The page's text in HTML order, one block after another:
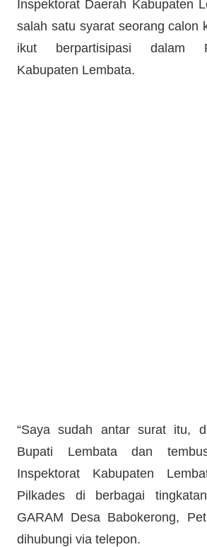
Inspektorat Daerah Kabupaten
salah satu syarat seorang calon
ikut berpartisipasi dalam
Kabupaten Lembata.
“Saya sudah antar surat itu,
Bupati Lembata dan
Inspektorat Kabupaten
Pilkades di berbagai
GARAM Desa Babokerong,
dihubungi via telepon.